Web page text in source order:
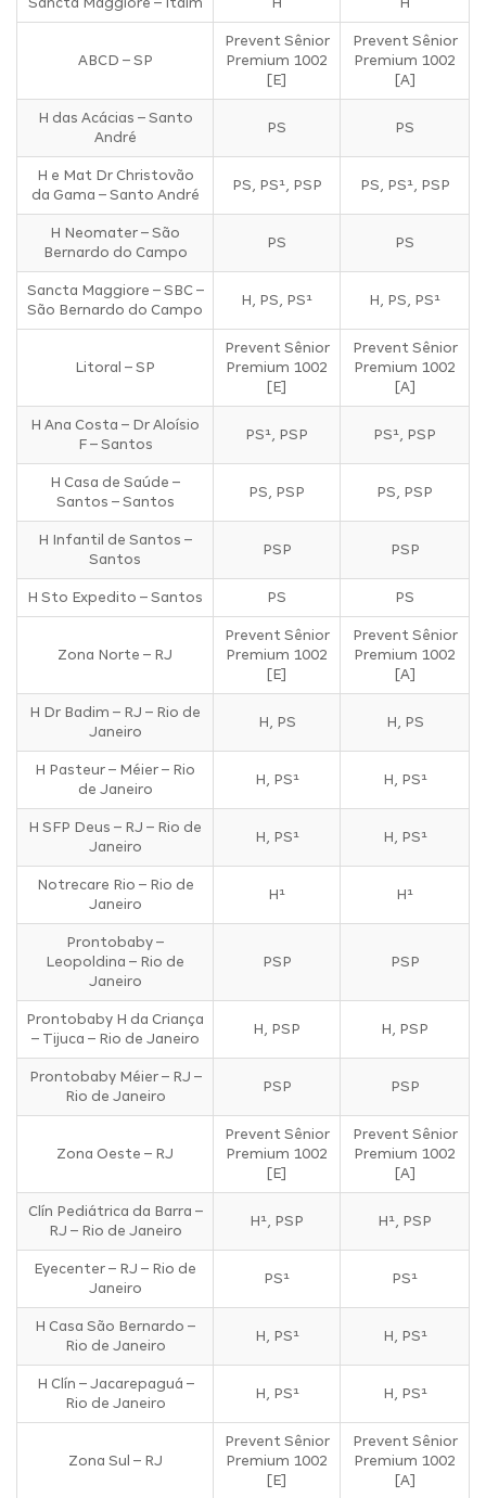
ABCD – SP
Prevent Sênior
Premium 1002
[E]
Prevent Sênior
Premium 1002
[A]
H das Acácias – Santo
André
PS PS
H e Mat Dr Christovão
da Gama – Santo André
PS, PS¹, PSP PS, PS¹, PSP
H Neomater – São
Bernardo do Campo
PS PS
Sancta Maggiore – SBC –
São Bernardo do Campo
H, PS, PS¹ H, PS, PS¹
Litoral – SP
Prevent Sênior
Premium 1002
[E]
Prevent Sênior
Premium 1002
[A]
H Ana Costa – Dr Aloísio
F – Santos
PS¹, PSP PS¹, PSP
H Casa de Saúde –
Santos – Santos
PS, PSP PS, PSP
H Infantil de Santos –
Santos
PSP PSP
H Sto Expedito – Santos PS PS
Zona Norte – RJ
Prevent Sênior
Premium 1002
[E]
Prevent Sênior
Premium 1002
[A]
H Dr Badim – RJ – Rio de
Janeiro
H, PS H, PS
H Pasteur – Méier – Rio
de Janeiro
H, PS¹ H, PS¹
H SFP Deus – RJ – Rio de
Janeiro
H, PS¹ H, PS¹
Notrecare Rio – Rio de
Janeiro
H¹ H¹
Prontobaby –
Leopoldina – Rio de
Janeiro
PSP PSP
Prontobaby H da Criança
– Tijuca – Rio de Janeiro
H, PSP H, PSP
Prontobaby Méier – RJ –
Rio de Janeiro
PSP PSP
Zona Oeste – RJ
Prevent Sênior
Premium 1002
[E]
Prevent Sênior
Premium 1002
[A]
Clín Pediátrica da Barra –
RJ – Rio de Janeiro
H¹, PSP H¹, PSP
Eyecenter – RJ – Rio de
Janeiro
PS¹ PS¹
H Casa São Bernardo –
Rio de Janeiro
H, PS¹ H, PS¹
H Clín – Jacarepaguá –
Rio de Janeiro
H, PS¹ H, PS¹
Zona Sul – RJ
Prevent Sênior
Premium 1002
[E]
Prevent Sênior
Premium 1002
[A]